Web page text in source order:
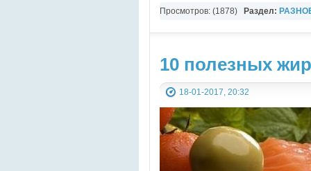
Просмотров: (1878) Раздел:
10 полезных
18-01-2017, 20:32